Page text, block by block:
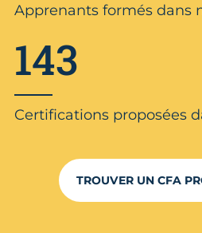
Apprenants formés dans
143
Certifications proposées
TROUVER UN CFA